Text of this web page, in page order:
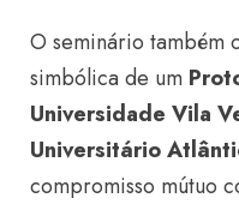
O seminário também
simbólica de um
Universidade Vila
Universitário
compromisso mútuo